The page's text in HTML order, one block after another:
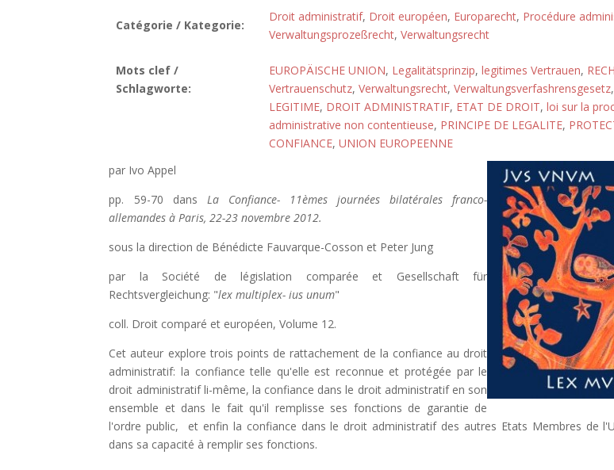
Catégorie / Kategorie:
Droit administratif, Droit européen, Europarecht, Procédure
Verwaltungsprozeßrecht, Verwaltungsrecht
Mots clef /
Schlagworte:
EUROPÄISCHE UNION, Legalitätsprinzip, legitimes Vertrauen,
Vertrauenschutz, Verwaltungsrecht, Verwaltungsverfashrensgesetz,
LEGITIME, DROIT ADMINISTRATIF, ETAT DE DROIT, loi sur la
administrative non contentieuse, PRINCIPE DE LEGALITE,
CONFIANCE, UNION EUROPEENNE
par Ivo Appel
pp. 59-70 dans La Confiance- 11èmes journées bilatérales franco-
allemandes à Paris, 22-23 novembre 2012.
sous la direction de Bénédicte Fauvarque-Cosson et Peter Jung
par la Société de législation comparée et Gesellschaft für
Rechtsvergleichung: "lex multiplex- ius unum"
coll. Droit comparé et européen, Volume 12.
Cet auteur explore trois points de rattachement de la confiance au droit
administratif: la confiance telle qu'elle est reconnue et protégée par le
droit administratif li-même, la confiance dans le droit administratif en son
ensemble et dans le fait qu'il remplisse ses fonctions de garantie de
l'ordre public, et enfin la confiance dans le droit administratif des autres Etats Membres de
dans sa capacité à remplir ses fonctions.